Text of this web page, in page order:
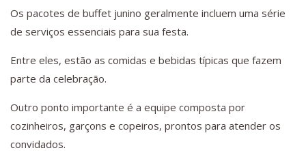
Os pacotes de buffet junino geralmente incluem uma série
de serviços essenciais para sua festa.
Entre eles, estão as comidas e bebidas típicas que fazem
parte da celebração.
Outro ponto importante é a equipe composta por
cozinheiros, garçons e copeiros, prontos para atender os
convidados.